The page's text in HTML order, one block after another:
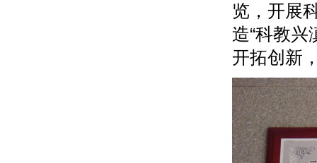
览，开展
造“科教兴
开拓创新